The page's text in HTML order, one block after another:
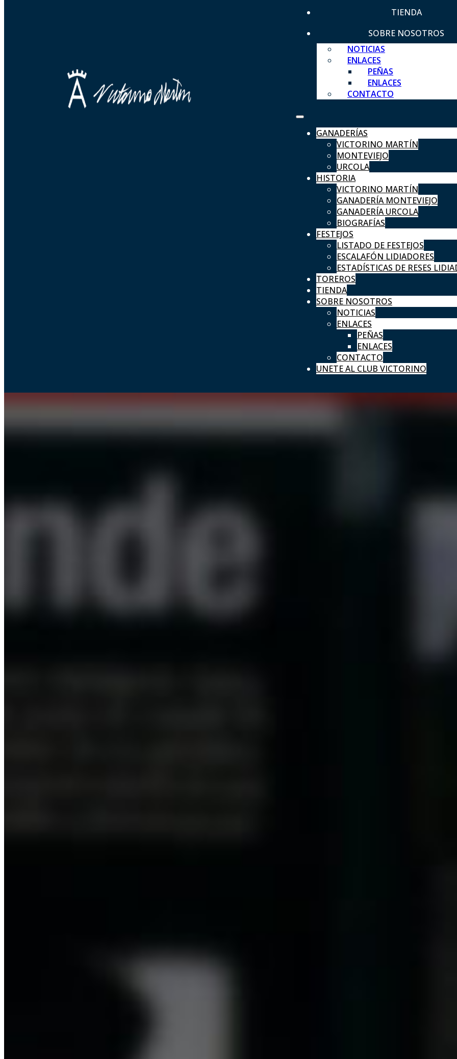
TIENDA
SOBRE NOSOTROS
NOTICIAS
ENLACES
PEÑAS
ENLACES
CONTACTO
GANADERÍAS
VICTORINO MARTÍN
MONTEVIEJO
URCOLA
HISTORIA
VICTORINO MARTÍN
GANADERÍA MONTEVIEJO
GANADERÍA URCOLA
BIOGRAFÍAS
FESTEJOS
LISTADO DE FESTEJOS
ESCALAFÓN LIDIADORES
ESTADÍSTICAS DE RESES
TOREROS
TIENDA
SOBRE NOSOTROS
NOTICIAS
ENLACES
PEÑAS
ENLACES
CONTACTO
UNETE AL CLUB VICTORINO